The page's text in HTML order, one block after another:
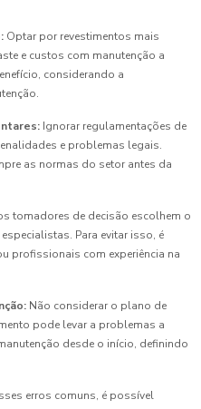
Optar por revestimentos mais
e custos com manutenção a
considerando a
Ignorar regulamentações de
e problemas legais.
as normas do setor antes da
tomadores de decisão escolhem o
Para evitar isso, é
profissionais com experiência na
Não considerar o plano de
pode levar a problemas a
desde o início, definindo
erros comuns, é possível